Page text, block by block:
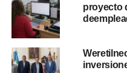
proyecto